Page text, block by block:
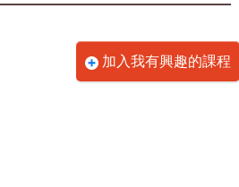
加入我有興趣的課程